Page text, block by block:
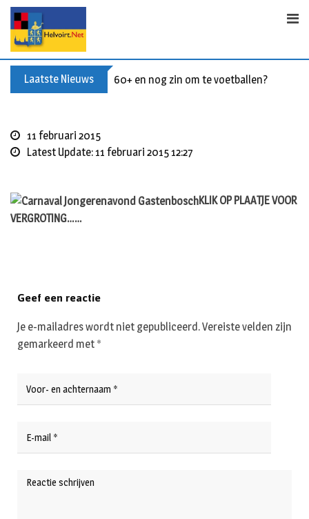
Skip
content
Laatste Nieuws 60+ en nog zin om te voetballen? Kom
11 februari 2015
Latest Update: 11 februari 2015 12:27
KLIK OP PLAATJE VOOR
VERGROTING……
Geef een reactie
Je e-mailadres wordt niet gepubliceerd.Vereiste velden zijn
gemarkeerd met *